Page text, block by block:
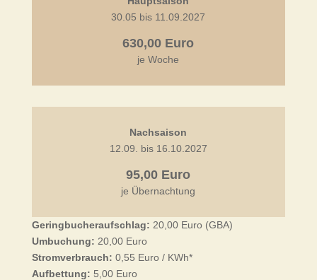
30.05 bis 11.09.2027
630,00 Euro
je Woche
Nachsaison
12.09. bis 16.10.2027
95,00 Euro
je Übernachtung
Geringbucheraufschlag: 20,00 Euro (GBA)
Umbuchung: 20,00 Euro
Stromverbrauch: 0,55 Euro / KWh*
Aufbettung: 5,00 Euro